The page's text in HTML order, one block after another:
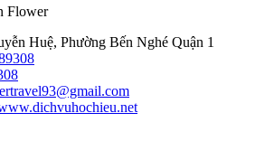
Flower
Huệ, Phường Bến Nghé Quận 1